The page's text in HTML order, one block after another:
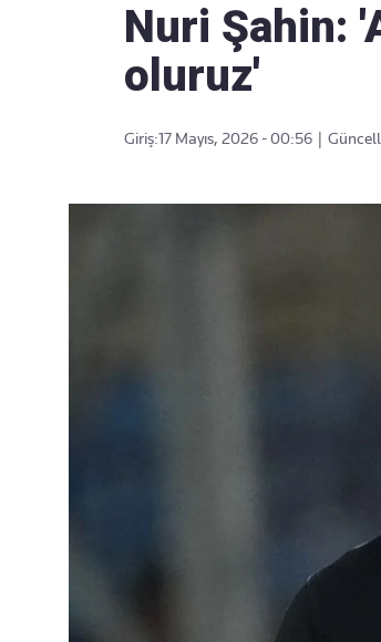
Nuri Şahin:
oluruz'
Giriş:17 Mayıs, 2026 - 00:56